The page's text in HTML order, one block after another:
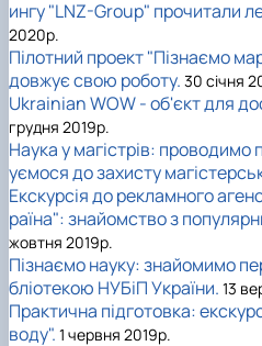
ингу "LNZ-Group" прочитали
2020р.
Пілотний проект "Пізнаємо
довжує свою роботу. 30 січня
Ukrainian WOW - об'єкт для
грудня 2019р.
Наука у магістрів: проводимо
уємося до захисту
Екскурсія до рекламного
раїна": знайомство з
жовтня 2019р.
Пізнаємо науку: знайомимо
бліотекою НУБіП України. 13
Практична підготовка:
воду". 1 червня 2019р.